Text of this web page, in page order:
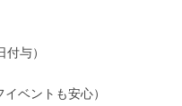
与）
ベントも安心）